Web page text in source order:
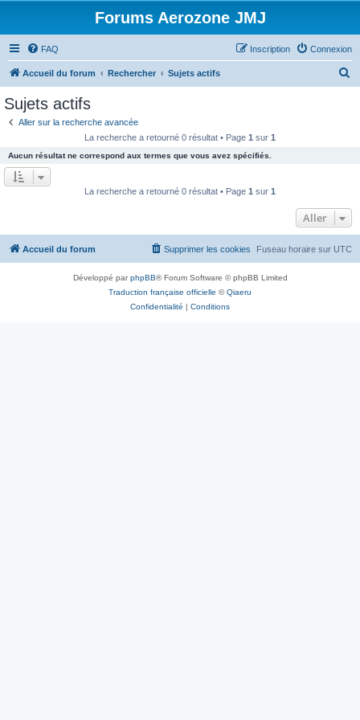
Forums Aerozone JMJ
FAQ Connexion
Inscription
Accueil du forum Rechercher Sujets actifs
e
Sujets actifs
Aller sur la recherche avancée
La recherche a retourné 0 résultat • Page 1 sur 1
Aucun résultat ne correspond aux termes que vous avez spécifiés.
La recherche a retourné 0 résultat • Page 1 sur 1
Aller
Accueil du forum Fuseau horaire sur UTC
Supprimer les cookies
Développé parphpBB® Forum Software © phpBB Limited
Traduction française officielle ©Qiaeru
Confidentialité | Conditions